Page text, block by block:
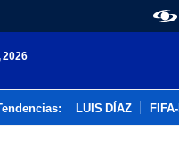
2026
LUIS DÍAZ